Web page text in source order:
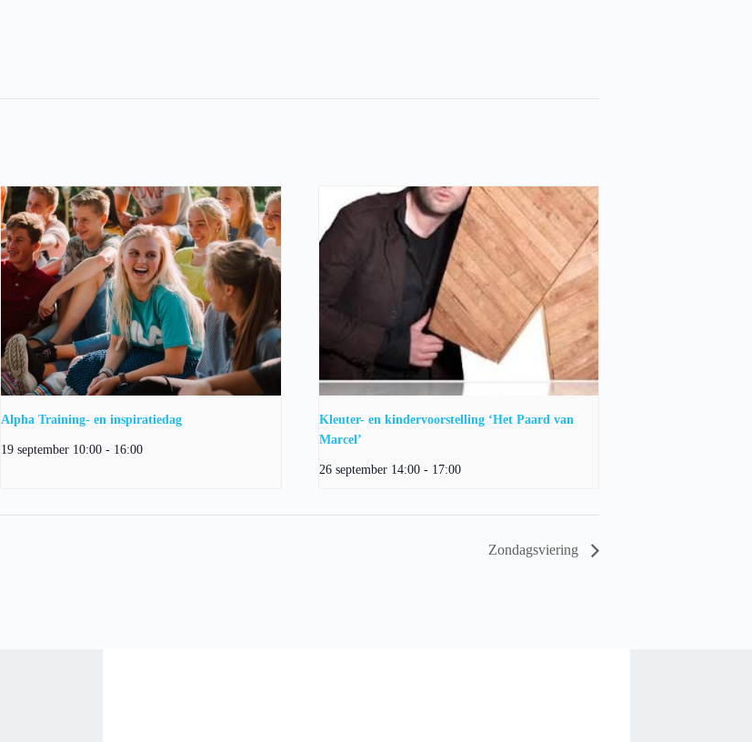
Alpha Training- en inspiratiedag
19 september 10:00 - 16:00
Kleuter- en kindervoorstelling ‘Het Paard van
Marcel’
26 september 14:00 - 17:00
Zondagsviering